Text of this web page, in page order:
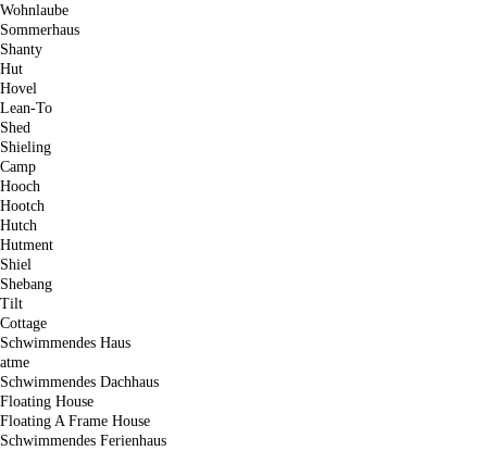
Wohnlaube
Sommerhaus
Shanty
Hut
Hovel
Lean-To
Shed
Shieling
Camp
Hooch
Hootch
Hutch
Hutment
Shiel
Shebang
Tilt
Cottage
Schwimmendes Haus
atme
Schwimmendes Dachhaus
Floating House
Floating A Frame House
Schwimmendes Ferienhaus